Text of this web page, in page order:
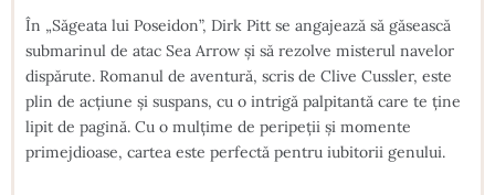
În „Săgeata lui Poseidon”, Dirk Pitt se angajează să găsească
submarinul de atac Sea Arrow și să rezolve misterul navelor
dispărute. Romanul de aventură, scris de Clive Cussler, este
plin de acțiune și suspans, cu o intrigă palpitantă care te ține
lipit de pagină. Cu o mulțime de peripeții și momente
primejdioase, cartea este perfectă pentru iubitorii genului.